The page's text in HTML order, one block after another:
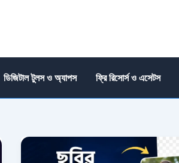
ডিজিটাল টুলস ও অ্যাপস ফ্রি রিসোর্স ও এসেটস